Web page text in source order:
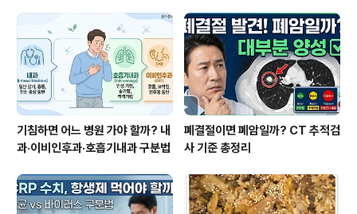
후 3~4주가 지나도 기침이 멈추지 않는다면 단순 감염 후
기침이 아닐 가능성을 고려해야 합니다.2) 자가 체크리스
트아래 항목 중 3개 이상이면 상담 권장☐ 마른기침이 3주
이상 지속☐ 밤이나 새벽에 기침이 심해..
기침하면 어느 병원 가야 할까? 내
과·이비인후과·호흡기내과 구분법
폐결절이면 폐암일까? CT 추적검
사 기준 총정리